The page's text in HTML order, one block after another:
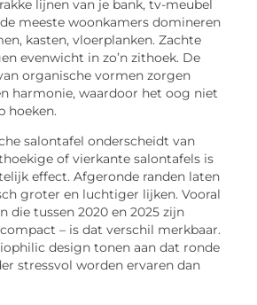
lijnen van je bank, tv-meubel
meeste woonkamers domineren
kasten, vloerplanken. Zachte
evenwicht in zo’n zithoek. De
organische vormen zorgen
harmonie, waardoor het oog niet
hoeken.
salontafel onderscheidt van
of vierkante salontafels is
effect. Afgeronde randen laten
groter en luchtiger lijken. Vooral
die tussen 2020 en 2025 zijn
– is dat verschil merkbaar.
design tonen aan dat ronde
stressvol worden ervaren dan